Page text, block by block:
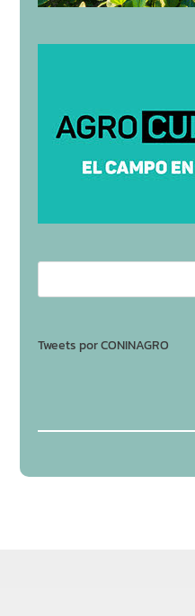
Tweets por CONINAGRO